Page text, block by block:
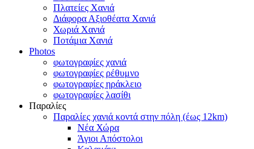
Πλατείες Χανιά
Διάφορα Αξιοθέατα Χανιά
Χωριά Χανιά
Ποτάμια Χανιά
Photos
φωτογραφίες χανιά
φωτογραφίες ρέθυμνο
φωτογραφίες ηράκλειο
φωτογραφίες λασίθι
Παραλίες
Παραλίες χανιά κοντά στην πόλη (έως 12km)
Νέα Χώρα
Άγιοι Απόστολοι